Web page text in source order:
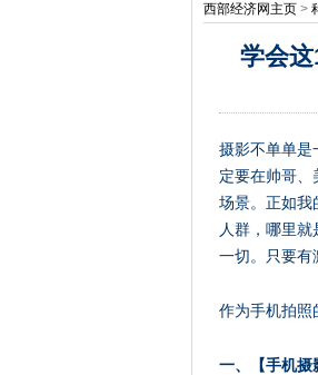
西部经济网主页 >
学会
摄影不单单是
定要在帅哥
场景。正如我
人群，哪里
一切。只要有
作为手机拍照
一、【手机摄